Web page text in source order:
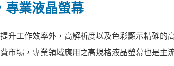
專業液晶螢幕
升工作效率外，高解析度以及色彩顯示精確的
市場，專業領域應用之高規格液晶螢幕也是主